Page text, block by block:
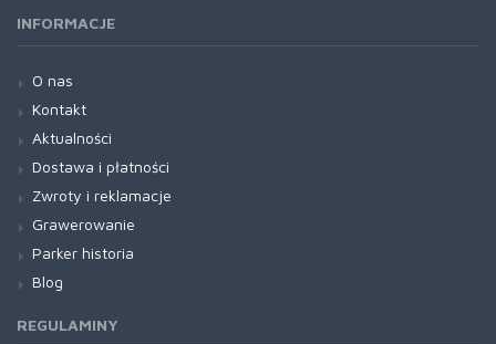
INFORMACJE
O nas
Kontakt
Aktualności
Dostawa i płatności
Zwroty i reklamacje
Grawerowanie
Parker historia
Blog
REGULAMINY